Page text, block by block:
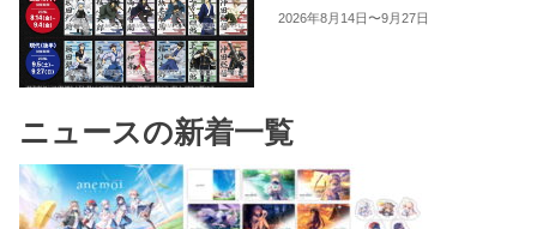
2026年8月14日〜9月27日
ニュースの新着一覧